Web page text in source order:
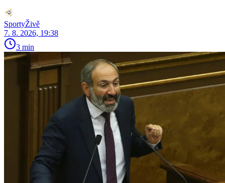
SportyŽivě
7. 8. 2026, 19:38
3 min